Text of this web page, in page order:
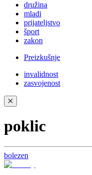
družina
mladi
prijateljstvo
šport
zakon
Preizkušnje
invalidnost
zasvojenost
✕
poklic
bolezen